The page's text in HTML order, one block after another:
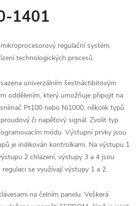
1401
regulační systém,
technologických procesů.
univerzálním šestnáctibitovým
oddělením, který umožňuje připojit na
Pt100 nebo Ni1000, několik typů
či napěťový signál. Zvolit typ
módu. Výstupní prvky jsou
je indikován kontrolkami. Na výstupu 1
2 chlazení, výstupy 3 a 4 jsou
se využívají výstupy 1 a 2.
na čelním panelu. Veškerá